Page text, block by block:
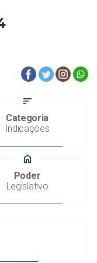
sort
Categoria
Indicações
home
Poder
Legislativo